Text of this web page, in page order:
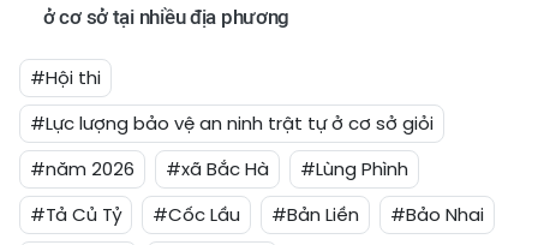
ở cơ sở tại nhiều địa phương
#Hội thi
#Lực lượng bảo vệ an ninh trật tự ở cơ sở giỏi
#năm 2026
#xã Bắc Hà
#Lùng Phình
#Tả Củ Tỷ
#Cốc Lầu #Bản Liền
#Bảo Nhai